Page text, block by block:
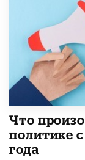
​Что
политике
года